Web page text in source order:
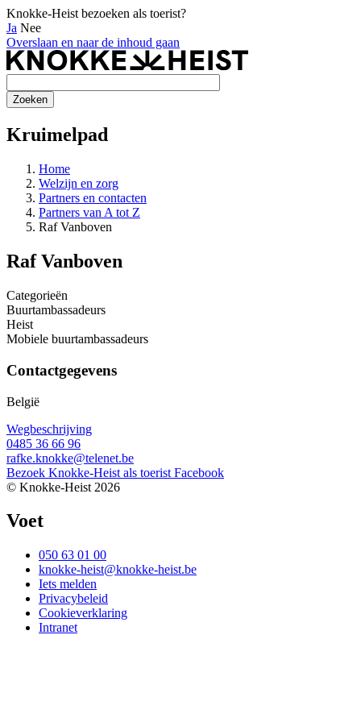
Knokke-Heist bezoeken als toerist?
Ja Nee
Overslaan en naar de inhoud gaan
Kruimelpad
Home
Welzijn en zorg
Partners en contacten
Partners van A tot Z
Raf Vanboven
Raf Vanboven
Categorieën
Buurtambassadeurs
Heist
Mobiele buurtambassadeurs
Contactgegevens
België
Wegbeschrijving
0485 36 66 96
rafke.knokke@telenet.be
Bezoek Knokke-Heist als toerist Facebook
© Knokke-Heist 2026
Voet
050 63 01 00
knokke-heist@knokke-heist.be
Iets melden
Privacybeleid
Cookieverklaring
Intranet